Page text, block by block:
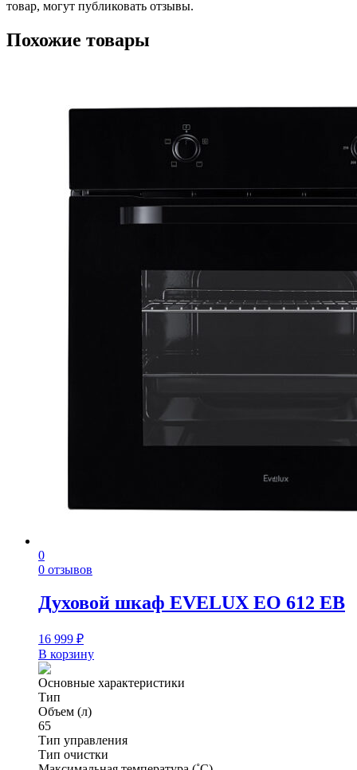
товар, могут публиковать отзывы.
Похожие товары
0
0 отзывов
Духовой шкаф EVELUX EO 612 EB
16 999 ₽
В корзину
Основные характеристики
Тип
Объем (л)
65
Тип управления
Тип очистки